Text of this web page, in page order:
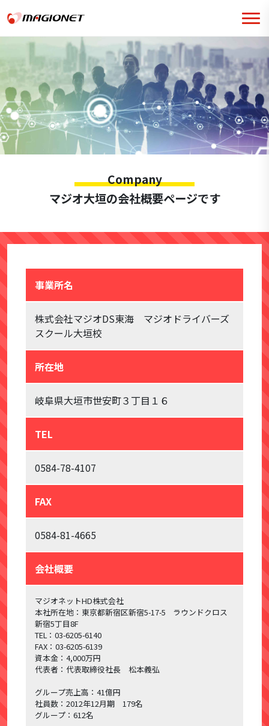
Company
マジオ大垣の会社概要ページです
事業所名
株式会社マジオDS東海 マジオドライバーズ
スクール大垣校
所在地
岐阜県大垣市世安町３丁目１６
TEL
0584-78-4107
FAX
0584-81-4665
会社概要
マジオネットHD株式会社
本社所在地：東京都新宿区新宿5-17-5 ラウンドクロス
新宿5丁目8F
TEL：03-6205-6140
FAX：03-6205-6139
資本金：4,000万円
代表者：代表取締役社長 松本義弘
グループ売上高：41億円
社員数：2012年12月期 179名
グループ：612名